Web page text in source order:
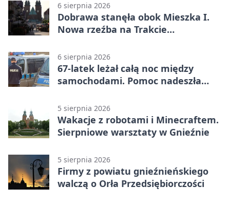
6 sierpnia 2026
Dobrawa stanęła obok Mieszka I.
Nowa rzeźba na Trakcie
6 sierpnia 2026
67-latek leżał całą noc między
samochodami. Pomoc nadeszła
5 sierpnia 2026
Wakacje z robotami i Minecraftem.
Sierpniowe warsztaty w Gnieźnie
5 sierpnia 2026
Firmy z powiatu gnieźnieńskiego
walczą o Orła Przedsiębiorczości